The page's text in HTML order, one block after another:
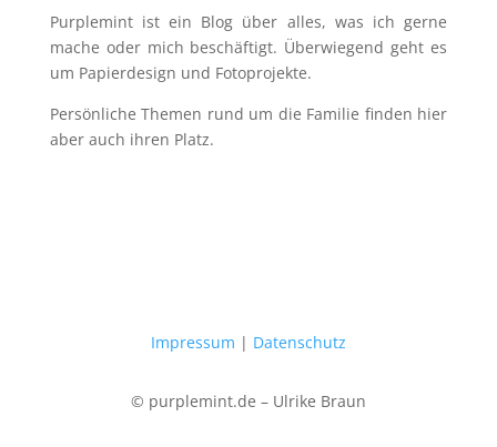
Purplemint ist ein Blog über alles, was ich gerne
mache oder mich beschäftigt. Überwiegend geht es
um Papierdesign und Fotoprojekte.
Persönliche Themen rund um die Familie finden hier
aber auch ihren Platz.
Impressum | Datenschutz
© purplemint.de – Ulrike Braun